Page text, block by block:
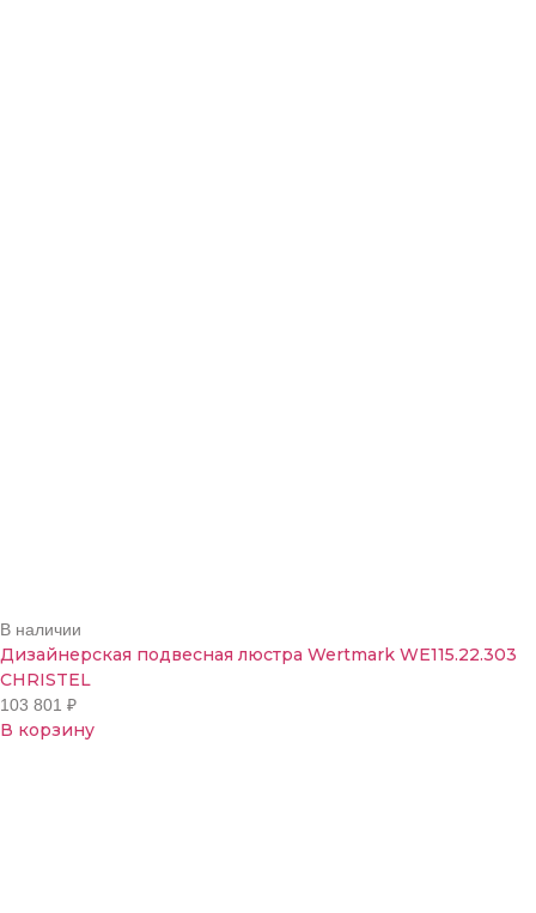
В наличии
Дизайнерская подвесная люстра Wertmark WE115.22.303
CHRISTEL
103 801 ₽
В корзину